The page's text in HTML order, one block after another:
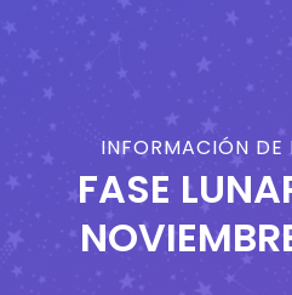
INFORMACIÓN DE
FASE